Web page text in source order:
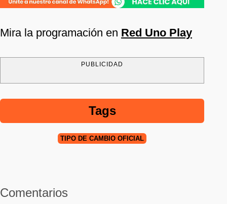
Mira la programación en Red Uno Play
PUBLICIDAD
Tags
TIPO DE CAMBIO OFICIAL
Comentarios